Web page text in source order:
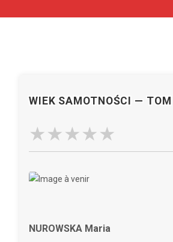
WIEK SAMOTNOŚCI — TOM I
NUROWSKA Maria